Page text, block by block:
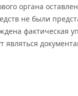
органа
не были
фактическая
являться